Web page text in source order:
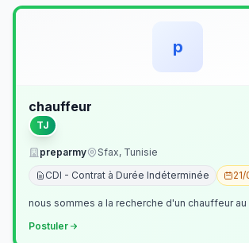
p
chauffeur
TJ
preparmy
Sfax, Tunisie
CDI - Contrat à Durée Indéterminée
21/
nous sommes a la recherche d'un chauffeur
Postuler